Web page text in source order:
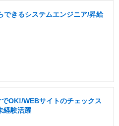
できるシステムエンジニア/昇給
でOK!/WEBサイトのチェックス
経験活躍